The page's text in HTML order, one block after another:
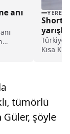
anı
YEREL
Short
Türkiye
Kısa
tümörlü
şöyle